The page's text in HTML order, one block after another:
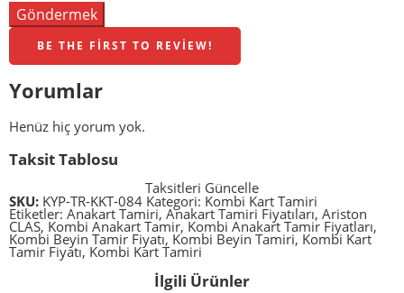
BE THE FIRST TO REVIEW!
Yorumlar
Henüz hiç yorum yok.
Taksit Tablosu
Taksitleri Güncelle
SKU: KYP-TR-KKT-084 Kategori: Kombi Kart Tamiri
Etiketler: Anakart Tamiri, Anakart Tamiri Fiyatıları, Ariston
CLAS, Kombi Anakart Tamir, Kombi Anakart Tamir Fiyatları,
Kombi Beyin Tamir Fiyatı, Kombi Beyin Tamiri, Kombi Kart
Tamir Fiyatı, Kombi Kart Tamiri
İlgili Ürünler